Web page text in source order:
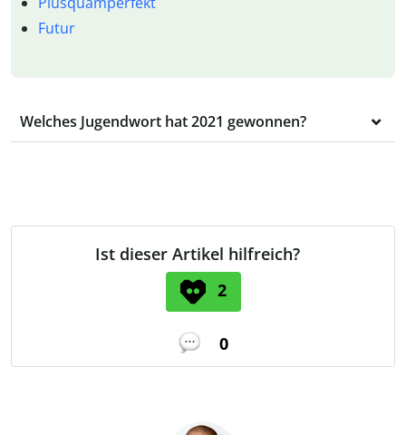
Futur
Welches Jugendwort hat 2021 gewonnen?
Ist dieser Artikel hilfreich?
2
0